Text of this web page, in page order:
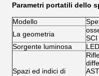
Parametri portatili dello
Modello
La geometria
Sorgente luminosa
Spazi ed indici di